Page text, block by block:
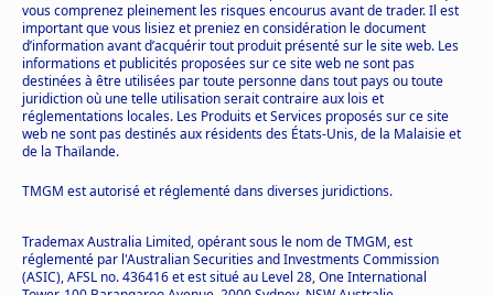
vous comprenez pleinement les risques encourus avant de trader. Il est
important que vous lisiez et preniez en considération le document
d’information avant d’acquérir tout produit présenté sur le site web. Les
informations et publicités proposées sur ce site web ne sont pas
destinées à être utilisées par toute personne dans tout pays ou toute
juridiction où une telle utilisation serait contraire aux lois et
réglementations locales. Les Produits et Services proposés sur ce site
web ne sont pas destinés aux résidents des États-Unis, de la Malaisie et
de la Thaïlande.
TMGM est autorisé et réglementé dans diverses juridictions.
Trademax Australia Limited, opérant sous le nom de TMGM, est
réglementé par l'Australian Securities and Investments Commission
(ASIC), AFSL no. 436416 et est situé au Level 28, One International